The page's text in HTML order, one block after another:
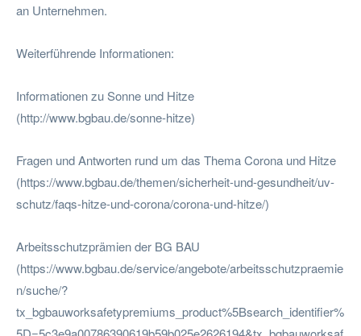
an Unternehmen.
Weiterführende Informationen:
Informationen zu Sonne und Hitze
(http://www.bgbau.de/sonne-hitze)
Fragen und Antworten rund um das Thema Corona und Hitze
(https://www.bgbau.de/themen/sicherheit-und-gesundheit/uv-
schutz/faqs-hitze-und-corona/corona-und-hitze/)
Arbeitsschutzprämien der BG BAU
(https://www.bgbau.de/service/angebote/arbeitsschutzpraemie
n/suche/?
tx_bgbauworksafetypremiums_product%5Bsearch_identifier%